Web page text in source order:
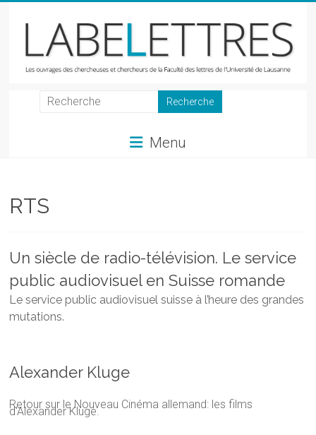
LabeLettres
et
chercheurs
Faculté
des
lettres
Menu
RTS
Un siècle de radio-télévision. Le service
public audiovisuel en Suisse romande
Le service public audiovisuel suisse à l’heure des grandes
mutations.
Alexander Kluge
Retour sur le Nouveau Cinéma allemand: les films
d'Alexander Kluge.